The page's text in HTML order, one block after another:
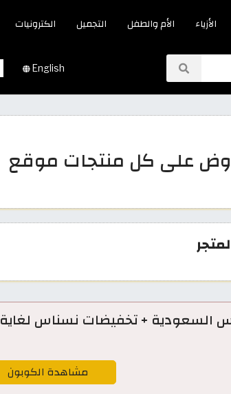
الأزياء الأم والطفل التجميل الكترونيات
English
نسناس 2026 | عروض على كل منتجات موقع
السعودية + تخفيضات نسناس لغاية
مشاهدة الكوبون